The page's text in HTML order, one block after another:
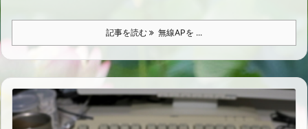
記事を読む 無線APを ...